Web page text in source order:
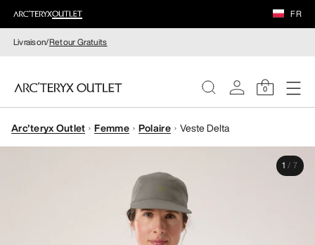
FR
Livraison/Retour Gratuits
0
FEMME
Arc'teryx Outlet Femme Polaire Veste Delta
1 / 7